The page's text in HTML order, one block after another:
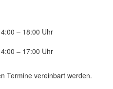
– 18:00 Uhr
– 17:00 Uhr
Termine vereinbart werden.